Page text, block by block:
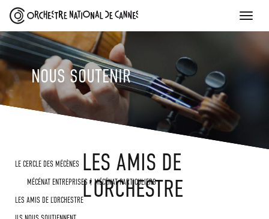
Toggle
NOUS SOUTENIR
LE CERCLE DES MÉCÈNES
MÉCÉNAT ENTREPRISES
MÉCÉNAT PARTICULIERS
LES AMIS DE L’ORCHESTRE
LES AMIS DE
L’ORCHESTRE